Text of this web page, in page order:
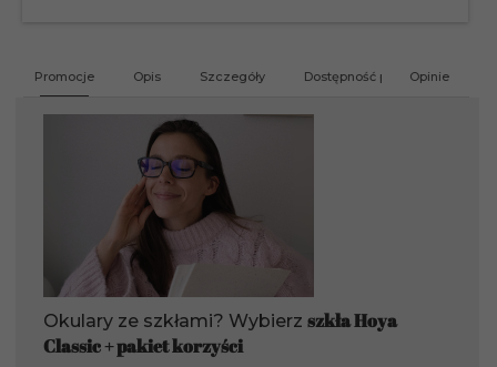
Promocje Opis Szczegóły Dostępność produktu
Opinie
Okulary ze szkłami? Wybierz szkła Hoya
Classic + pakiet korzyści